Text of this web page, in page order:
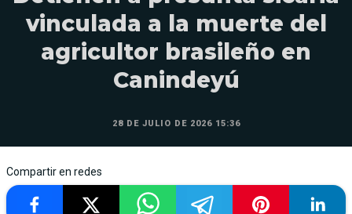
vinculada a la muerte del
agricultor brasileño en
Canindeyú
28 DE JULIO DE 2026 15:36
Compartir en redes